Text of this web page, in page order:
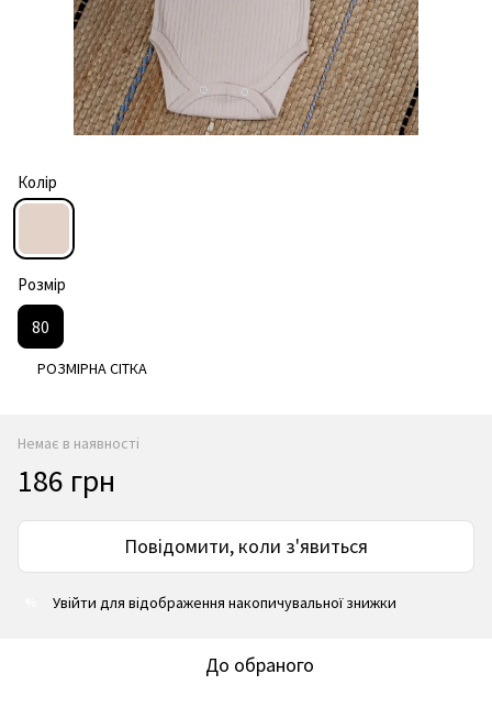
Колір
Розмір
80
РОЗМІРНА СІТКА
Немає в наявності
186 грн
Повідомити, коли з'явиться
Увійти для відображення накопичувальної знижки
До обраного